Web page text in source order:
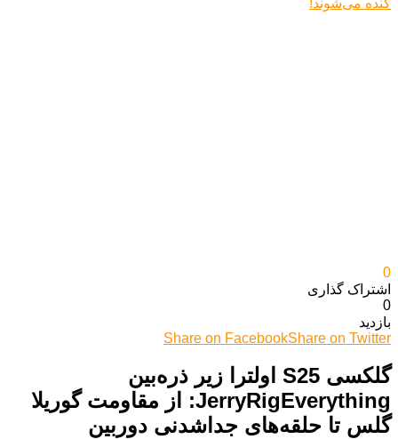
0
اشتراک گذاری‌
0
بازدید
Share on FacebookShare on Twitter
گلکسی S25 اولترا زیر ذره‌بین
JerryRigEverything: از مقاومت گوریلا
گلس تا حلقه‌های جداشدنی دوربین